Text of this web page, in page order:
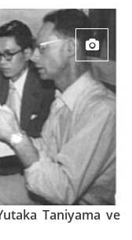
Taniyama ve